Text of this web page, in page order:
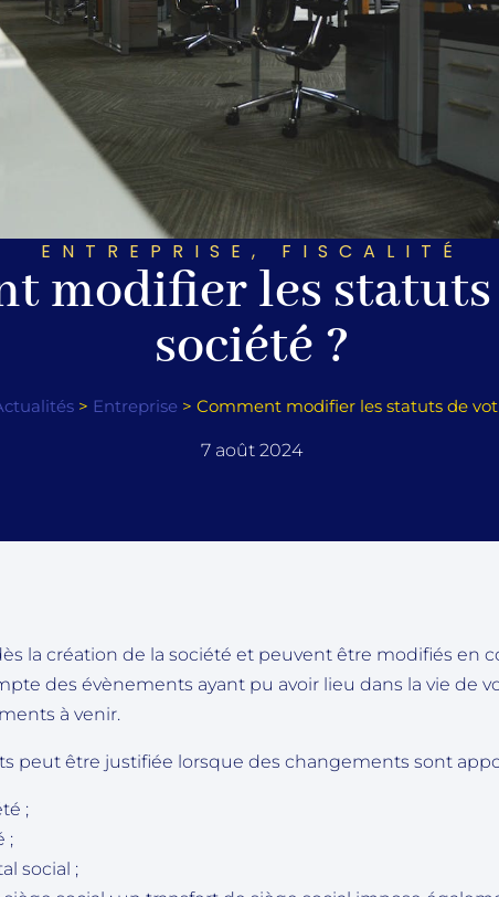
ENTREPRISE , FISCALITÉ
modifier les
société ?
> Entreprise> Comment modifier les statuts de
7 août 2024
la création de la société et peuvent être modifiés en
des évènements ayant pu avoir lieu dans la vie de
à venir.
peut être justifiée lorsque des changements sont
;
;
social ;